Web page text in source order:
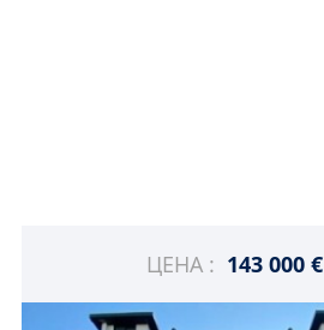
ЦЕНА : 143 000 €